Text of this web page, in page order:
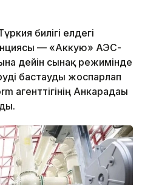
билігі елдегі
— «Аккую» АЭС-
дейін сынақ режимінде
бастауды жоспарлап
агенттігінің Анкарадағы